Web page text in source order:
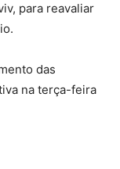
para reavaliar
das
na terça-feira